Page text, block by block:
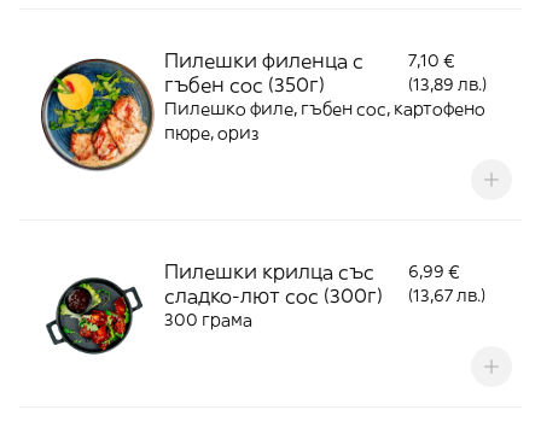
Пилешки филенца с
гъбен сос (350г)
7,10 €
(13,89 лв.)
Пилешко филе, гъбен сос, картофено
пюре, ориз
Пилешки крилца със
сладко-лют сос (300г)
6,99 €
(13,67 лв.)
300 грама